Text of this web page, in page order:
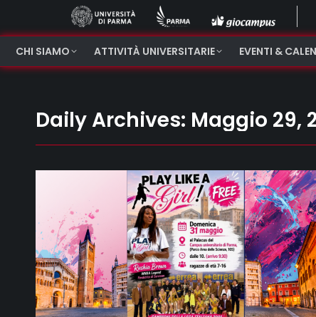
CHI SIAMO ATTIVITÀ UNIVERSITARIE EVENTI &
Daily Archives: Maggio 29,